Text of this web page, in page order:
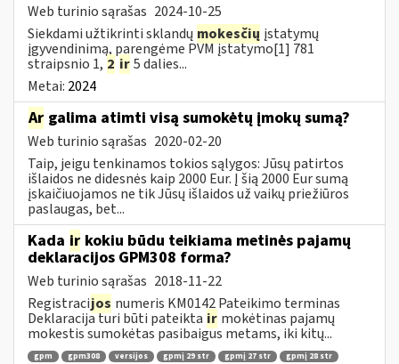
Web turinio sąrašas 2024-10-25
Siekdami užtikrinti sklandų mokesčių įstatymų
įgyvendinimą, parengėme PVM įstatymo[1] 781
straipsnio 1, 2 ir5 dalies...
Metai: 2024
Ar galima atimti visą sumokėtų įmokų sumą?
Web turinio sąrašas 2020-02-20
Taip, jeigu tenkinamos tokios sąlygos: Jūsų patirtos
išlaidos ne didesnės kaip 2000 Eur. Į šią 2000 Eur sumą
įskaičiuojamos ne tik Jūsų išlaidos už vaikų priežiūros
paslaugas, bet...
Kada ir kokiu būdu teikiama metinės pajamų
deklaracijos GPM308 forma?
Web turinio sąrašas 2018-11-22
Registracijos numeris KM0142 Pateikimo terminas
Deklaracija turi būti pateikta ir mokėtinas pajamų
mokestis sumokėtas pasibaigus metams, iki kitų...
gpm gpm308 versijos gpmį 29 str gpmį 27 str gpmį 28 str